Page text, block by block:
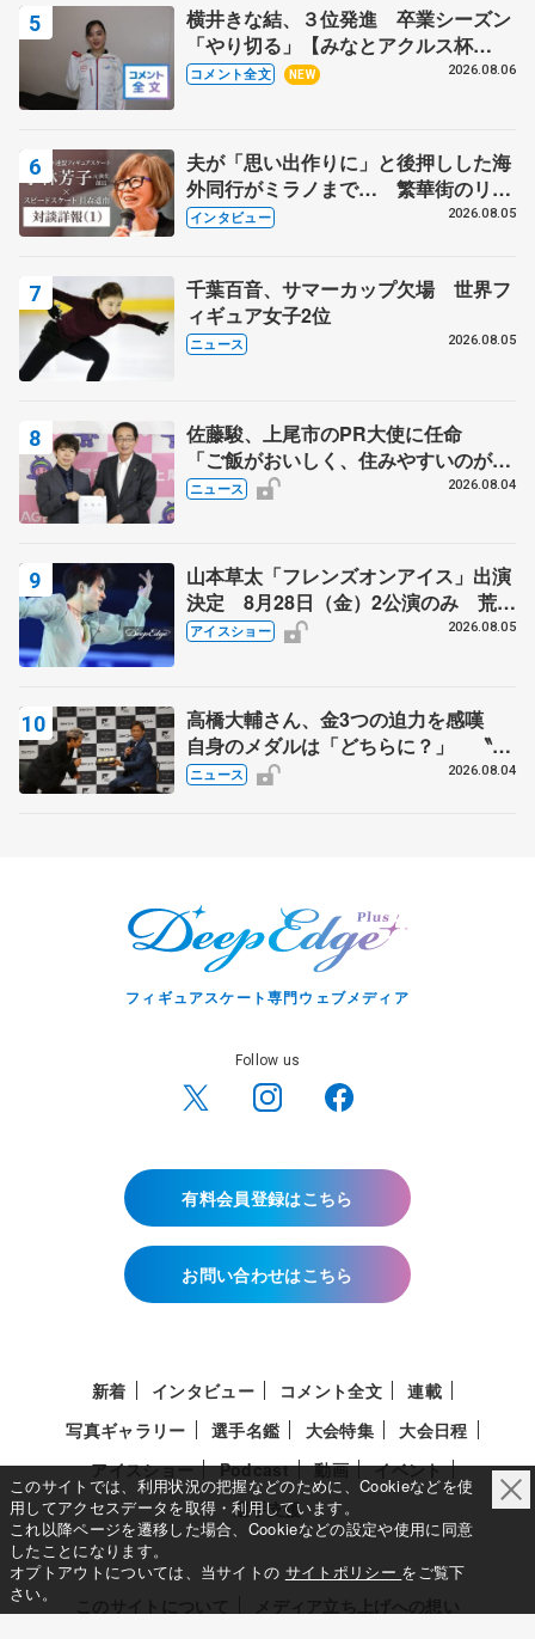
横井きな結、３位発進 卒業シーズン
「やり切る」【みなとアクルス杯
SP】
コメント全文 NEW 2026.08.06
夫が「思い出作りに」と後押しした海
外同行がミラノまで… 繁華街のリン
クでは不良のお兄さんも味方に 小林
インタビュー 2026.08.05
千葉百音、サマーカップ欠場 世界フ
ィギュア女子2位
ニュース 2026.08.05
佐藤駿、上尾市のPR大使に任命
「ご飯がおいしく、住みやすいのが魅
力」
ニュース 2026.08.04
山本草太「フレンズオンアイス」出演
決定 8月28日（金）2公演のみ 荒川
静香さんプロデュース、20周年のアイ
アイスショー 2026.08.05
高橋大輔さん、金3つの迫力を感嘆
自身のメダルは「どちらに？」 〝リ
ス兄弟〟オリンピック3連覇の野村忠
ニュース 2026.08.04
フィギュアスケート専門ウェブメディア
Follow us
有料会員登録はこちら
お問い合わせはこちら
新着 インタビュー コメント全文
連載
写真ギャラリー
選手名鑑 大会特集
大会日程
アイスショー
Podcast 動画
イベント
選手支援
このサイトでは、利用状況の把握などのために、Cookieなどを使
用してアクセスデータを取得・利用しています。
これ以降ページを遷移した場合、Cookieなどの設定や使用に同意
したことになります。
オプトアウトについては、当サイトの サイトポリシー をご覧下
さい。